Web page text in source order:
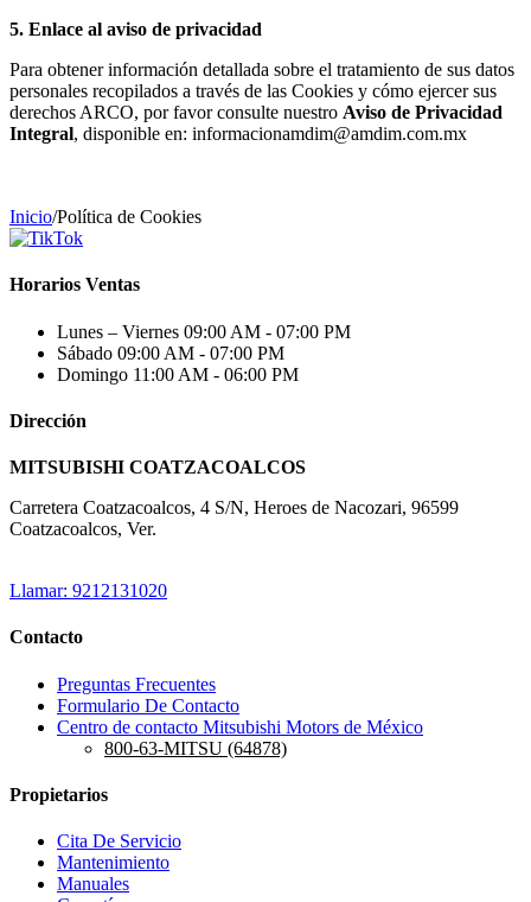
5. Enlace al aviso de privacidad
Para obtener información detallada sobre el tratamiento de sus datos
personales recopilados a través de las Cookies y cómo ejercer sus
derechos ARCO, por favor consulte nuestro Aviso de Privacidad
Integral, disponible en: informacionamdim@amdim.com.mx
Inicio/Política de Cookies
Horarios Ventas
Lunes – Viernes 09:00 AM - 07:00 PM
Sábado 09:00 AM - 07:00 PM
Domingo 11:00 AM - 06:00 PM
Dirección
MITSUBISHI COATZACOALCOS
Carretera Coatzacoalcos, 4 S/N, Heroes de Nacozari, 96599
Coatzacoalcos, Ver.
Llamar: 9212131020
Contacto
Preguntas Frecuentes
Formulario De Contacto
Centro de contacto Mitsubishi Motors de México
800-63-MITSU (64878)
Propietarios
Cita De Servicio
Mantenimiento
Manuales